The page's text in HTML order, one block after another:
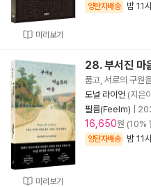
미리보기
양탄자배송 밤 11시
미리보기
28. 부서진 마
품고, 서로의 구원
도널 라이언 (지은
필름(Feelm)
16,650원 (10%
양탄자배송 밤 11시